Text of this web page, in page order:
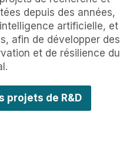
depuis des années,
artificielle, et
afin de développer des
et de résilience du
projets de R&D